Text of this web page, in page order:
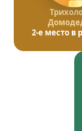
2-е место в